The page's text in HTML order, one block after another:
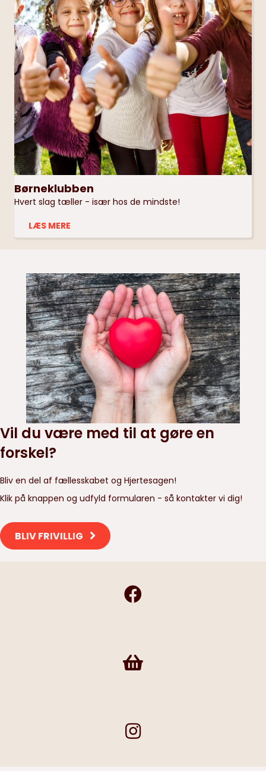
Børneklubben
Hvert slag tæller - især hos de mindste!
LÆS MERE
Vil du være med til at gøre en
forskel?
Bliv en del af fællesskabet og Hjertesagen!
Klik på knappen og udfyld formularen - så kontakter vi dig!
BLIV FRIVILLIG
Frivilligshop